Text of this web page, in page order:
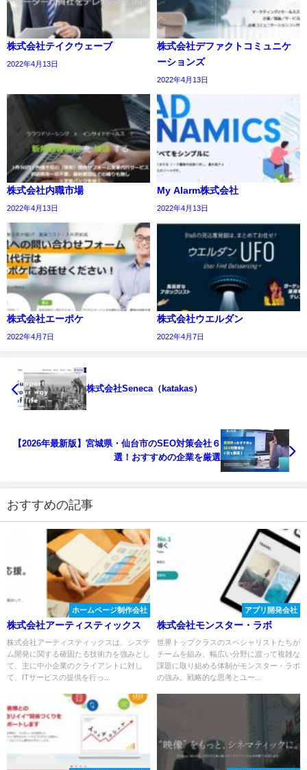
株式会社テイクウェーブ
2022年4月13日
株式会社デファクトコミュニケ
ーションズ
2022年4月13日
株式会社内職市場
2022年4月13日
My Alarm株式会社
2022年4月13日
株式会社エーポケ
2022年4月7日
株式会社ウエルダン
2022年4月7日
株式会社Seneca（katakas）
【2026年最新版】宮城県・仙台市のSEO対策会社６
選！おすすめの企業を厳選
おすすめの記事
ホームページ制作会社
株式会社アーティスティックス
株式会社アーティスティックスは、システ
ム開発に関する確固たる技術力を強みとし
て、主に中小企業のクライアントに対し
て、ITサービスの提供を行っ...
アプリ開発会社
株式会社モンスター・ラボ
世界トップクラスのスペシャリストたちが
チームを組み、幅広い分野に渡って複雑な
課題に取り組める体制がモンスター・ラボ
の強み。戦略的な思考とユー...